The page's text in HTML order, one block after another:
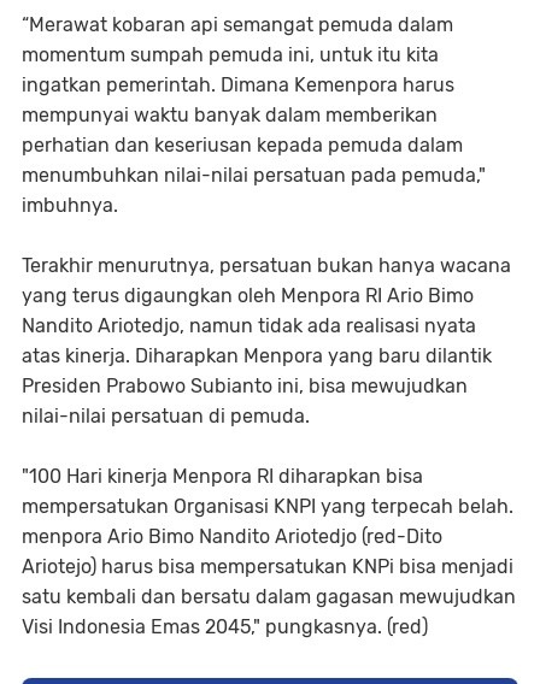
“Merawat kobaran api semangat pemuda dalam
momentum sumpah pemuda ini, untuk itu kita
ingatkan pemerintah. Dimana Kemenpora harus
mempunyai waktu banyak dalam memberikan
perhatian dan keseriusan kepada pemuda dalam
menumbuhkan nilai-nilai persatuan pada pemuda,"
imbuhnya.
Terakhir menurutnya, persatuan bukan hanya wacana
yang terus digaungkan oleh Menpora RI Ario Bimo
Nandito Ariotedjo, namun tidak ada realisasi nyata
atas kinerja. Diharapkan Menpora yang baru dilantik
Presiden Prabowo Subianto ini, bisa mewujudkan
nilai-nilai persatuan di pemuda.
"100 Hari kinerja Menpora RI diharapkan bisa
mempersatukan Organisasi KNPI yang terpecah belah.
menpora Ario Bimo Nandito Ariotedjo (red-Dito
Ariotejo) harus bisa mempersatukan KNPi bisa menjadi
satu kembali dan bersatu dalam gagasan mewujudkan
Visi Indonesia Emas 2045," pungkasnya. (red)